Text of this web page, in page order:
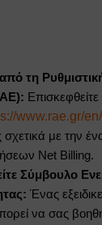
τη
Επισκεφθείτε
www.rae.gr/en/
σχετικά με την
Net Billing.
Σύμβουλο
Ένας
να σας